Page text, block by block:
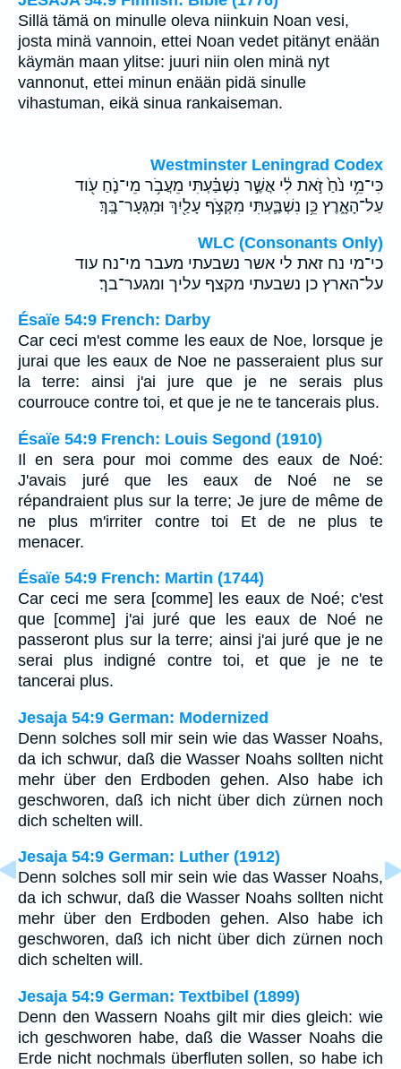
Sillä tämä on minulle oleva niinkuin Noan vesi,
josta minä vannoin, ettei Noan vedet pitänyt enään
käymän maan ylitse: juuri niin olen minä nyt
vannonut, ettei minun enään pidä sinulle
vihastuman, eikä sinua rankaiseman.
Westminster Leningrad Codex
כִּי־מֵ֥י נֹ֙חַ֙ זֹ֣את לִ֔י אֲשֶׁ֣ר נִשְׁבַּ֗עְתִּי מֵעֲבֹ֥ר מֵי־נֹ֛חַ עֹ֖וד
עַל־הָאָ֑רֶץ כֵּ֥ן נִשְׁבַּ֛עְתִּי מִקְּצֹ֥ף עָלַ֖יִךְ וּמִגְּעָר־בָּֽךְ׃
WLC (Consonants Only)
כי־מי נח זאת לי אשר נשבעתי מעבר מי־נח עוד
על־הארץ כן נשבעתי מקצף עליך ומגער־בך׃
Ésaïe 54:9 French: Darby
Car ceci m'est comme les eaux de Noe, lorsque je
jurai que les eaux de Noe ne passeraient plus sur
la terre: ainsi j'ai jure que je ne serais plus
courrouce contre toi, et que je ne te tancerais plus.
Ésaïe 54:9 French: Louis Segond (1910)
Il en sera pour moi comme des eaux de Noé:
J'avais juré que les eaux de Noé ne se
répandraient plus sur la terre; Je jure de même de
ne plus m'irriter contre toi Et de ne plus te
menacer.
Ésaïe 54:9 French: Martin (1744)
Car ceci me sera [comme] les eaux de Noé; c'est
que [comme] j'ai juré que les eaux de Noé ne
passeront plus sur la terre; ainsi j'ai juré que je ne
serai plus indigné contre toi, et que je ne te
tancerai plus.
Jesaja 54:9 German: Modernized
Denn solches soll mir sein wie das Wasser Noahs,
da ich schwur, daß die Wasser Noahs sollten nicht
mehr über den Erdboden gehen. Also habe ich
geschworen, daß ich nicht über dich zürnen noch
dich schelten will.
Jesaja 54:9 German: Luther (1912)
Denn solches soll mir sein wie das Wasser Noahs,
da ich schwur, daß die Wasser Noahs sollten nicht
mehr über den Erdboden gehen. Also habe ich
geschworen, daß ich nicht über dich zürnen noch
dich schelten will.
Jesaja 54:9 German: Textbibel (1899)
Denn den Wassern Noahs gilt mir dies gleich: wie
ich geschworen habe, daß die Wasser Noahs die
Erde nicht nochmals überfluten sollen, so habe ich